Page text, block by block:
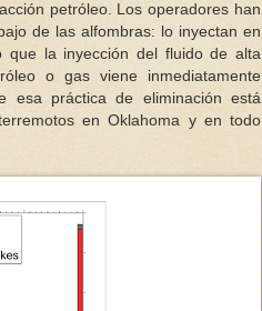
petróleo. Los operadores han
de las alfombras: lo inyectan en
que la inyección del fluido de alta
o gas viene inmediatamente
esa práctica de eliminación está
en Oklahoma y en todo